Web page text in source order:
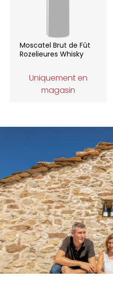
Moscatel Brut de Fût
Rozelieures Whisky
Uniquement en
magasin